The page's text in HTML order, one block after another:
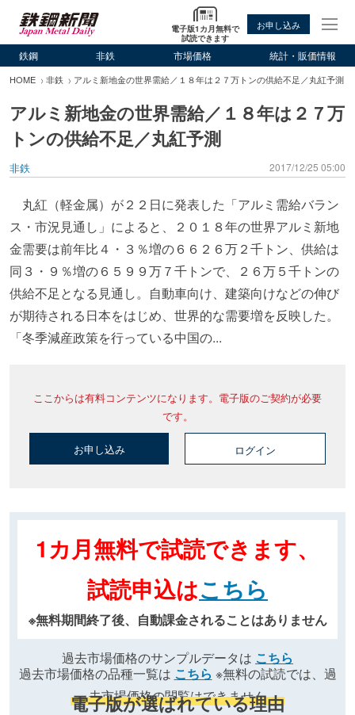
電子版1カ月無料で
試読できます
お申し込み
鉄鋼 非鉄 市場価格 統計・販価情報
HOME 非鉄 アルミ新地金の世界需給／１８年は２７万トンの供給不足／丸紅予測
アルミ新地金の世界需給／１８年は２７万
トンの供給不足／丸紅予測
非鉄 2017/12/25 05:00
丸紅（軽金属）が２２日に発表した「アルミ需給バラン
ス・市況見通し」によると、２０１８年の世界アルミ新地
金需要は前年比４・３％増の６６２６万２千トン、供給は
同３・９％増の６５９９万７千トンで、２６万５千トンの
供給不足となる見通し。自動車向け、建築向けなどの伸び
が期待される日本をはじめ、世界的な需要増を反映した。
「冬季減産政策を行っている中国の...
ここからは有料コンテンツになります。電子版のご契約が必要
です。
お申し込み ログイン
1カ月無料で試読できます、
試読申込はこちら
※無料期間終了後、自動課金されることはありません
過去市場価格のサンプルデータは こちら
過去市場価格の品種一覧は こちら ※無料の試読では、過
去市場価格の閲覧はできません
電子版が選ばれている理由